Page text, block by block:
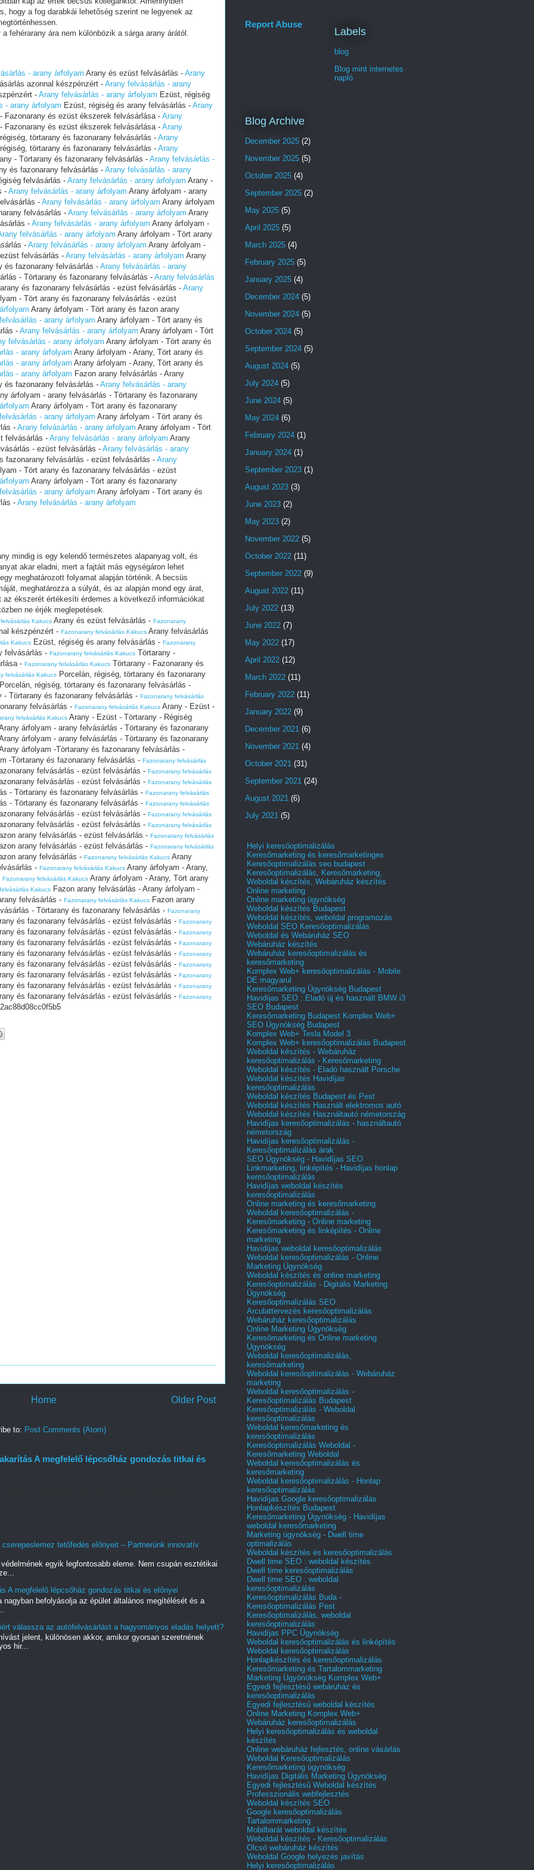
hogy a fog darabkái lehetőség szerint ne legyenek az
fehérarany ára nem különbözik a sárga arany árától.
- arany árfolyam Arany és ezüst felvásárlás - Arany
azonnal készpénzért - Arany felvásárlás - arany
- Arany felvásárlás - arany árfolyam Ezüst, régiség
- arany árfolyam Ezüst, régiség és arany felvásárlás - Arany
Fazonarany és ezüst ékszerek felvásárlása - Arany
Fazonarany és ezüst ékszerek felvásárlása - Arany
törtarany és fazonarany felvásárlás -Arany
törtarany és fazonarany felvásárlás -Arany
- Törtarany és fazonarany felvásárlás - Arany felvásárlás -
és fazonarany felvásárlás - Arany felvásárlás - arany
felvásárlás -Arany felvásárlás - arany árfolyam Arany -
- Arany felvásárlás - arany árfolyam Arany árfolyam - arany
- Arany felvásárlás - arany árfolyam Arany árfolyam
felvásárlás - Arany felvásárlás - arany árfolyam Arany
- Arany felvásárlás - arany árfolyam Arany árfolyam -
felvásárlás - arany árfolyam Arany árfolyam - Tört arany
- Arany felvásárlás - arany árfolyam Arany árfolyam -
felvásárlás - Arany felvásárlás - arany árfolyam Arany
és fazonarany felvásárlás - Arany felvásárlás - arany
- Törtarany és fazonarany felvásárlás - Arany felvásárlás
és fazonarany felvásárlás - ezüst felvásárlás - Arany
- Tört arany és fazonarany felvásárlás - ezüst
Arany árfolyam - Tört arany és fazon arany
- arany árfolyam Arany árfolyam - Tört arany és
- Arany felvásárlás - arany árfolyam Arany árfolyam - Tört
felvásárlás - arany árfolyam Arany árfolyam - Tört arany és
- arany árfolyam Arany árfolyam - Arany, Tört arany és
- arany árfolyam Arany árfolyam - Arany, Tört arany és
- arany árfolyam Fazon arany felvásárlás - Arany
és fazonarany felvásárlás - Arany felvásárlás - arany
árfolyam - arany felvásárlás - Törtarany és fazonarany
Arany árfolyam - Tört arany és fazonarany
- arany árfolyam Arany árfolyam - Tört arany és
- Arany felvásárlás - arany árfolyam Arany árfolyam - Tört
felvásárlás - Arany felvásárlás - arany árfolyam Arany
- ezüst felvásárlás - Arany felvásárlás - arany
fazonarany felvásárlás - ezüst felvásárlás - Arany
- Tört arany és fazonarany felvásárlás - ezüst
Arany árfolyam - Tört arany és fazonarany
- arany árfolyam Arany árfolyam - Tört arany és
- Arany felvásárlás - arany árfolyam
mindig is egy kelendő természetes alapanyag volt, és
akar eladni, mert a fajtáit más egységáron lehet
meghatározott folyamat alapján történik. A becsüs
meghatározza a súlyát, és az alapján mond egy árat,
ékszerét értékesíti érdemes a következő információkat
ne érjék meglepetések.
Kakucs Arany és ezüst felvásárlás - Fazonarany
készpénzért - Fazonarany felvásárlás Kakucs Arany felvásárlás
Kakucs Ezüst, régiség és arany felvásárlás - Fazonarany
felvásárlás - Fazonarany felvásárlás Kakucs Törtarany -
- Fazonarany felvásárlás Kakucs Törtarany - Fazonarany és
felvásárlás Kakucs Porcelán, régiség, törtarany és fazonarany
Porcelán, régiség, törtarany és fazonarany felvásárlás -
- Törtarany és fazonarany felvásárlás - Fazonarany felvásárlás
felvásárlás - Fazonarany felvásárlás Kakucs Arany - Ezüst -
felvásárlás Kakucs Arany - Ezüst - Törtarany - Régiség
árfolyam - arany felvásárlás - Törtarany és fazonarany
árfolyam - arany felvásárlás - Törtarany és fazonarany
árfolyam -Törtarany és fazonarany felvásárlás -
-Törtarany és fazonarany felvásárlás - Fazonarany felvásárlás
felvásárlás - ezüst felvásárlás - Fazonarany felvásárlás
felvásárlás - ezüst felvásárlás - Fazonarany felvásárlás
- Törtarany és fazonarany felvásárlás - Fazonarany felvásárlás
- Törtarany és fazonarany felvásárlás - Fazonarany felvásárlás
felvásárlás - ezüst felvásárlás - Fazonarany felvásárlás
felvásárlás - ezüst felvásárlás - Fazonarany felvásárlás
arany felvásárlás - ezüst felvásárlás - Fazonarany felvásárlás
arany felvásárlás - ezüst felvásárlás - Fazonarany felvásárlás
arany felvásárlás - Fazonarany felvásárlás Kakucs Arany
- Fazonarany felvásárlás Kakucs Arany árfolyam - Arany,
Fazonarany felvásárlás Kakucs Arany árfolyam - Arany, Tört arany
Kakucs Fazon arany felvásárlás - Arany árfolyam -
felvásárlás - Fazonarany felvásárlás Kakucs Fazon arany
- Törtarany és fazonarany felvásárlás - Fazonarany
és fazonarany felvásárlás - ezüst felvásárlás - Fazonarany
és fazonarany felvásárlás - ezüst felvásárlás - Fazonarany
és fazonarany felvásárlás - ezüst felvásárlás - Fazonarany
és fazonarany felvásárlás - ezüst felvásárlás - Fazonarany
és fazonarany felvásárlás - ezüst felvásárlás - Fazonarany
és fazonarany felvásárlás - ezüst felvásárlás - Fazonarany
és fazonarany felvásárlás - ezüst felvásárlás - Fazonarany
és fazonarany felvásárlás - ezüst felvásárlás - Fazonarany
Older Post
Home
to: Post Comments (Atom)
A megfelelő lépcsőház gondozás titkai és
tetőfedés előnyeit – Partnerünk innovatív
egyik legfontosabb eleme. Nem csupán esztétikai
A megfelelő lépcsőház gondozás titkai és előnyei
befolyásolja az épület általános megítélését és a
válassza az autófelvásárlást a hagyományos eladás helyett?
jelent, különösen akkor, amikor gyorsan szeretnének
hir...
Report Abuse
Labels
blog
Blog mint internetes
napló
Blog Archive
December 2025 (2)
November 2025 (5)
October 2025 (4)
September 2025 (2)
May 2025 (5)
April 2025 (5)
March 2025 (4)
February 2025 (5)
January 2025 (4)
December 2024 (5)
November 2024 (5)
October 2024 (5)
September 2024 (5)
August 2024 (5)
July 2024 (5)
June 2024 (5)
May 2024 (6)
February 2024 (1)
January 2024 (1)
September 2023 (1)
August 2023 (3)
June 2023 (2)
May 2023 (2)
November 2022 (5)
October 2022 (11)
September 2022 (9)
August 2022 (11)
July 2022 (13)
June 2022 (7)
May 2022 (17)
April 2022 (12)
March 2022 (11)
February 2022 (11)
January 2022 (9)
December 2021 (6)
November 2021 (4)
October 2021 (31)
September 2021 (24)
August 2021 (6)
July 2021 (5)
Helyi keresőoptimalizálás
Keresőmarketing és keresőmarketinges
Keresőoptimalizálás seo budapest
Keresőoptimalizálás, Keresőmarketing,
Weboldal készítés, Webáruház készítés
Online marketing
Online marketing ügynökség
Weboldal készítés Budapest
Weboldal készítés, weboldal programozás
Weboldal SEO Keresőoptimalizálás
Weboldal és Webáruház SEO
Webáruház készítés
Webáruház keresőoptimalizálás és
keresőmarketing
Komplex Web+ keresőoptimalizálás - Mobile
DE magyarul
Keresőmarketing Ügynökség Budapest
Havidíjas SEO : Eladó új és használt BMW i3
SEO Budapest
Keresőmarketing Budapest Komplex Web+
SEO Ügynökség Budapest
Komplex Web+ Tesla Model 3
Komplex Web+ keresőoptimalizálás Budapest
Weboldal készítés - Webáruház
keresőoptimalizálás - Keresőmarketing
Weboldal készítés - Eladó használt Porsche
Weboldal készítés Havidíjas
keresőoptimalizálás
Weboldal készítés Budapest és Pest
Weboldal készítés Használt elektromos autó
Weboldal készítés Használtautó németország
Havidíjas keresőoptimalizálás - használtautó
németország
Havidíjas keresőoptimalizálás -
Keresőoptimalizálás árak
SEO Ügynökség - Havidíjas SEO
Linkmarketing, linképítés - Havidíjas honlap
keresőoptimalizálás
Havidíjas weboldal készítés
keresőoptimalizálás
Online marketing és keresőmarketing
Weboldal keresőoptimalizálás -
Keresőmarketing - Online marketing
Keresőmarketing és linképítés - Online
marketing
Havidíjas weboldal keresőoptimalizálás
Weboldal keresőoptimalizálás - Online
Marketing Ügynökség
Weboldal készítés és online marketing
Keresőoptimalizálás - Digitális Marketing
Ügynökség
Keresőoptimalizálás SEO
Arculattervezés keresőoptimalizálás
Webáruház keresőoptimalizálás
Online Marketing Ügynökség
Keresőmarketing és Online marketing
Ügynökség
Weboldal keresőoptimalizálás,
keresőmarketing
Weboldal keresőoptimalizálás - Webáruház
marketing
Weboldal keresőoptimalizálás -
Keresőoptimalizálás Budapest
Keresőoptimalizálás - Weboldal
keresőoptimalizálás
Weboldal keresőmarketing és
keresőoptimalizálás
Keresőoptimalizálás Weboldal -
Keresőmarketing Weboldal
Weboldal keresőoptimalizálás és
keresőmarketing
Weboldal keresőoptimalizálás - Honlap
keresőoptimalizálás
Havidíjas Google keresőoptimalizálás
Honlapkészítés Budapest
Keresőmarketing Ügynökség - Havidíjas
weboldal keresőmarketing
Marketing ügynökség - Dwell time
optimalizálás
Weboldal készítés és keresőoptimalizálás
Dwell time SEO : weboldal készítés
Dwell time keresőoptimalizálás
Dwell time SEO : weboldal
keresőoptimalizálás
Keresőoptimalizálás Buda -
Keresőoptimalizálás Pest
Keresőoptimalizálás, weboldal
keresőoptimalizálás
Havidíjas PPC Ügynökség
Weboldal keresőoptimalizálás és linképítés
Weboldal keresőoptimalizálás
Honlapkészítés és keresőoptimalizálás
Keresőmarketing és Tartalommarketing
Marketing Ügyönökség Komplex Web+
Egyedi fejlesztésű webáruház és
keresőoptimalizálás
Egyedi fejlesztésű weboldal készítés
Online Marketing Komplex Web+
Webáruház keresőoptimalizálás
Helyi keresőoptimalizálás és weboldal
készítés
Online webáruház fejlesztés, online vásárlás
Weboldal Keresőoptimalizálás
Keresőmarketing ügynökség
Havidíjas Digitális Marketing Ügynökség
Egyedi fejlesztésű Weboldal készítés
Professzionális webfejlesztés
Weboldal készítés SEO
Google keresőoptimalizálás
Tartalommarketing
Mobilbarát weboldal készítés
Weboldal készítés - Keresőoptimalizálás
Olcsó webáruház készítés
Weboldal Google helyezés javítás
Helyi keresőoptimalizálás